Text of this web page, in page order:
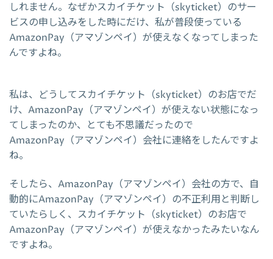
しれません。なぜかスカイチケット（skyticket）のサー
ビスの申し込みをした時にだけ、私が普段使っている
AmazonPay（アマゾンペイ）が使えなくなってしまった
んですよね。
私は、どうしてスカイチケット（skyticket）のお店でだ
け、AmazonPay（アマゾンペイ）が使えない状態になっ
てしまったのか、とても不思議だったので
AmazonPay（アマゾンペイ）会社に連絡をしたんですよ
ね。
そしたら、AmazonPay（アマゾンペイ）会社の方で、自
動的にAmazonPay（アマゾンペイ）の不正利用と判断し
ていたらしく、スカイチケット（skyticket）のお店で
AmazonPay（アマゾンペイ）が使えなかったみたいなん
ですよね。